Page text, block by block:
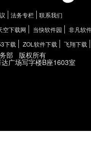
法务专栏
联系我们
空下载网 当快软件园
非凡软
下载 ZOL软件下载 飞翔下载
部 版权所有
广场写字楼B座1603室